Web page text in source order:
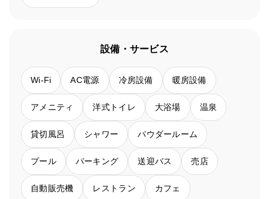
設備・サービス
Wi-Fi AC電源 冷房設備 暖房設備
アメニティ 洋式トイレ 大浴場 温泉
貸切風呂 シャワー パウダールーム
プール パーキング 送迎バス 売店
自動販売機 レストラン カフェ